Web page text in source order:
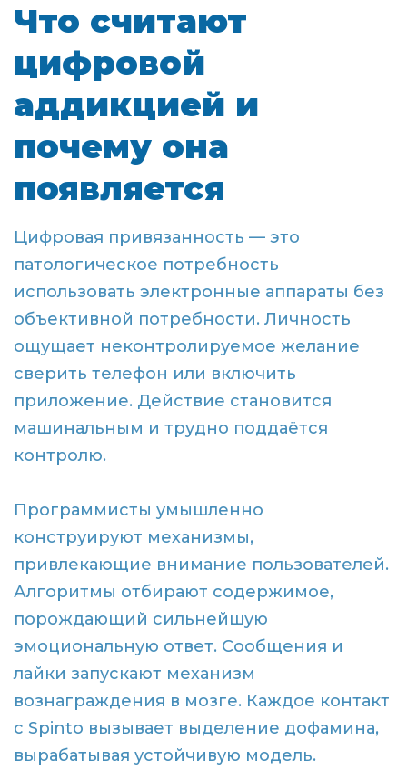
Что считают
цифровой
аддикцией и
почему она
появляется
Цифровая привязанность — это
патологическое потребность
использовать электронные аппараты без
объективной потребности. Личность
ощущает неконтролируемое желание
сверить телефон или включить
приложение. Действие становится
машинальным и трудно поддаётся
контролю.
Программисты умышленно
конструируют механизмы,
привлекающие внимание пользователей.
Алгоритмы отбирают содержимое,
порождающий сильнейшую
эмоциональную ответ. Сообщения и
лайки запускают механизм
вознаграждения в мозге. Каждое контакт
с Spinto вызывает выделение дофамина,
вырабатывая устойчивую модель.